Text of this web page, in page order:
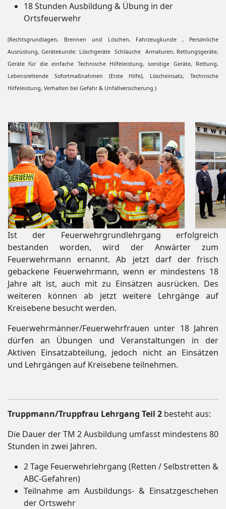
18 Stunden Ausbildung & Übung in der
Ortsfeuerwehr
(Rechtsgrundlagen, Brennen und Löschen, Fahrzeugkunde , Persönliche
Ausrüstung, Gerätekunde: Löschgeräte Schläuche Armaturen, Rettungsgeräte,
Geräte für die einfache Technische Hilfeleistung, sonstige Geräte, Rettung,
Lebensrettende Sofortmaßnahmen (Erste Hilfe), Löscheinsatz, Technische
Hilfeleistung, Verhalten bei Gefahr & Unfallversicherung.)
Ist der Feuerwehrgrundlehrgang erfolgreich
bestanden worden, wird der Anwärter zum
Feuerwehrmann ernannt. Ab jetzt darf der frisch
gebackene Feuerwehrmann, wenn er mindestens 18
Jahre alt ist, auch mit zu Einsätzen ausrücken. Des
weiteren können ab jetzt weitere Lehrgänge auf
Kreisebene besucht werden.
Feuerwehrmänner/Feuerwehrfrauen unter 18 Jahren
dürfen an Übungen und Veranstaltungen in der
Aktiven Einsatzabteilung, jedoch nicht an Einsätzen
und Lehrgängen auf Kreisebene teilnehmen.
Truppmann/Truppfrau Lehrgang Teil 2 besteht aus:
Die Dauer der TM 2 Ausbildung umfasst mindestens 80
Stunden in zwei Jahren.
2 Tage Feuerwehrlehrgang (Retten / Selbstretten &
ABC-Gefahren)
Teilnahme am Ausbildungs- & Einsatzgeschehen
der Ortswehr